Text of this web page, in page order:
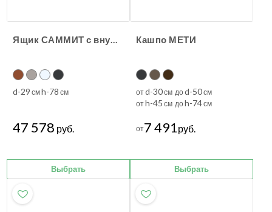
Ящик САММИТ с внутренней емкостью
d-29 смh-78 см
47 578 руб.
Выбрать
Кашпо МЕТИ
отd-30см доd-50см
отh-45 см доh-74см
от7 491руб.
Выбрать